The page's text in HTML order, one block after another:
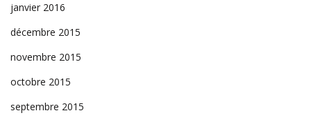
janvier 2016
décembre 2015
novembre 2015
octobre 2015
septembre 2015